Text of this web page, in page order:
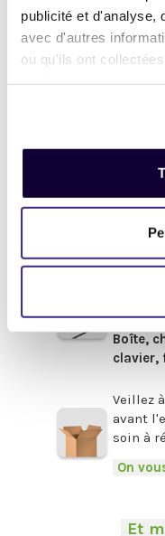
publicité et d'analyse,
avec d'autres
ou qu'ils ont
-Avant de
.
Enlevez
Pour
Afin de
Boîte,
clavier,
Veillez
avant
soin à
On
Et